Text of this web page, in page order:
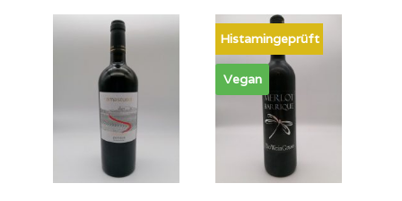
Histamingeprüft
Vegan